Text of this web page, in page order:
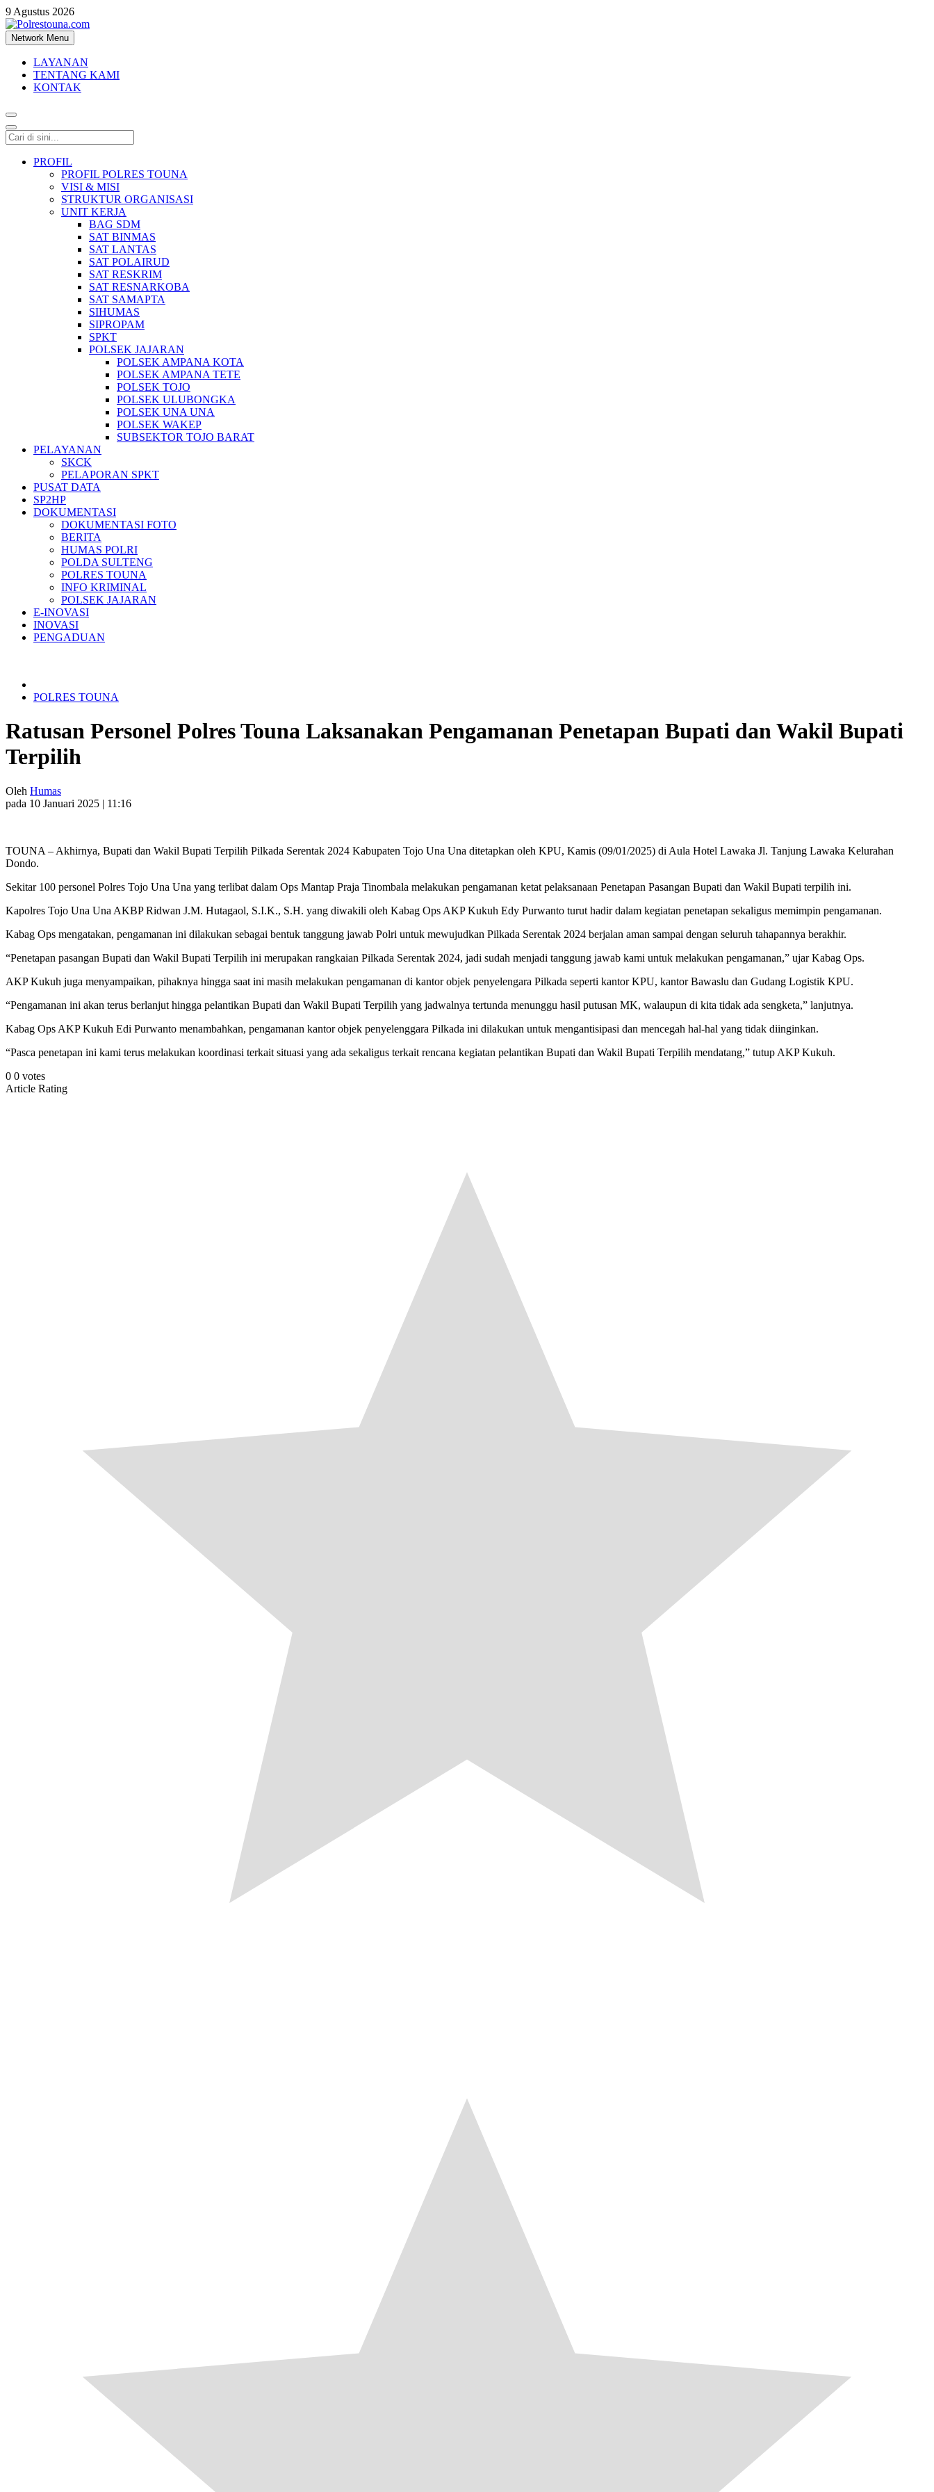
9 Agustus 2026
Polrestouna.com
Informasi Layanan Publik
Network Menu
LAYANAN
TENTANG KAMI
KONTAK
PROFIL
PROFIL POLRES TOUNA
VISI & MISI
STRUKTUR ORGANISASI
UNIT KERJA
BAG SDM
SAT BINMAS
SAT LANTAS
SAT POLAIRUD
SAT RESKRIM
SAT RESNARKOBA
SAT SAMAPTA
SIHUMAS
SIPROPAM
SPKT
POLSEK JAJARAN
POLSEK AMPANA KOTA
POLSEK AMPANA TETE
POLSEK TOJO
POLSEK ULUBONGKA
POLSEK UNA UNA
POLSEK WAKEP
SUBSEKTOR TOJO BARAT
PELAYANAN
SKCK
PELAPORAN SPKT
PUSAT DATA
SP2HP
DOKUMENTASI
DOKUMENTASI FOTO
BERITA
HUMAS POLRI
POLDA SULTENG
POLRES TOUNA
INFO KRIMINAL
POLSEK JAJARAN
E-INOVASI
INOVASI
PENGADUAN
POLRES TOUNA
Ratusan Personel Polres Touna Laksanakan Pengamanan Penetapan Bupati dan Wakil Bupati
Terpilih
Oleh Humas
pada 10 Januari 2025 | 11:16
TOUNA – Akhirnya, Bupati dan Wakil Bupati Terpilih Pilkada Serentak 2024 Kabupaten Tojo Una Una ditetapkan oleh KPU, Kamis (09/01/2025) di Aula Hotel Lawaka Jl. Tanjung Lawaka Kelurahan
Dondo.
Sekitar 100 personel Polres Tojo Una Una yang terlibat dalam Ops Mantap Praja Tinombala melakukan pengamanan ketat pelaksanaan Penetapan Pasangan Bupati dan Wakil Bupati terpilih ini.
Kapolres Tojo Una Una AKBP Ridwan J.M. Hutagaol, S.I.K., S.H. yang diwakili oleh Kabag Ops AKP Kukuh Edy Purwanto turut hadir dalam kegiatan penetapan sekaligus memimpin pengamanan.
Kabag Ops mengatakan, pengamanan ini dilakukan sebagai bentuk tanggung jawab Polri untuk mewujudkan Pilkada Serentak 2024 berjalan aman sampai dengan seluruh tahapannya berakhir.
“Penetapan pasangan Bupati dan Wakil Bupati Terpilih ini merupakan rangkaian Pilkada Serentak 2024, jadi sudah menjadi tanggung jawab kami untuk melakukan pengamanan,” ujar Kabag Ops.
AKP Kukuh juga menyampaikan, pihaknya hingga saat ini masih melakukan pengamanan di kantor objek penyelengara Pilkada seperti kantor KPU, kantor Bawaslu dan Gudang Logistik KPU.
“Pengamanan ini akan terus berlanjut hingga pelantikan Bupati dan Wakil Bupati Terpilih yang jadwalnya tertunda menunggu hasil putusan MK, walaupun di kita tidak ada sengketa,” lanjutnya.
Kabag Ops AKP Kukuh Edi Purwanto menambahkan, pengamanan kantor objek penyelenggara Pilkada ini dilakukan untuk mengantisipasi dan mencegah hal-hal yang tidak diinginkan.
“Pasca penetapan ini kami terus melakukan koordinasi terkait situasi yang ada sekaligus terkait rencana kegiatan pelantikan Bupati dan Wakil Bupati Terpilih mendatang,” tutup AKP Kukuh.
0 0 votes
Article Rating